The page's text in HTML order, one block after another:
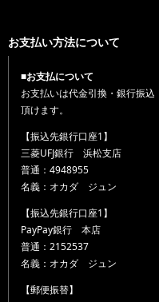
お支払い方法について
■お支払について
お支払いは代金引換・銀行振
頂けます。
【振込先銀行口座1】
三菱UFJ銀行 浜松支店
普通：4948955
名義：オカダ ジュン
【振込先銀行口座1】
PayPay銀行 本店
普通：2152537
名義：オカダ ジュン
【郵便振替】